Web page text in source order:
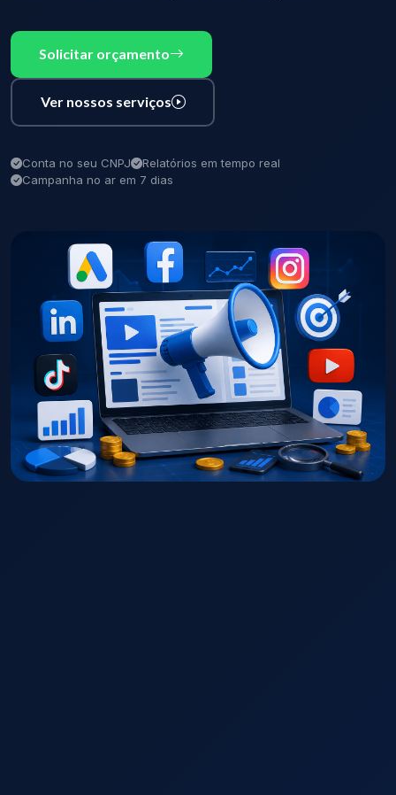
Solicitar orçamento
Ver nossos serviços
Conta no seu CNPJ
Relatórios em tempo real
Campanha no ar em 7 dias